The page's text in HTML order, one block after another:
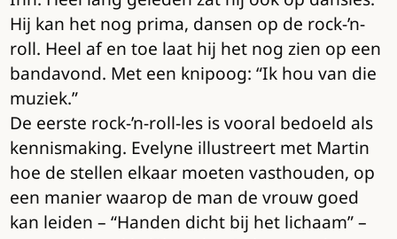
Hij kan het nog prima, dansen op de rock-’n-
roll. Heel af en toe laat hij het nog zien op een
bandavond. Met een knipoog: “Ik hou van die
muziek.”
De eerste rock-’n-roll-les is vooral bedoeld als
kennismaking. Evelyne illustreert met Martin
hoe de stellen elkaar moeten vasthouden, op
een manier waarop de man de vrouw goed
kan leiden – “Handen dicht bij het lichaam” –